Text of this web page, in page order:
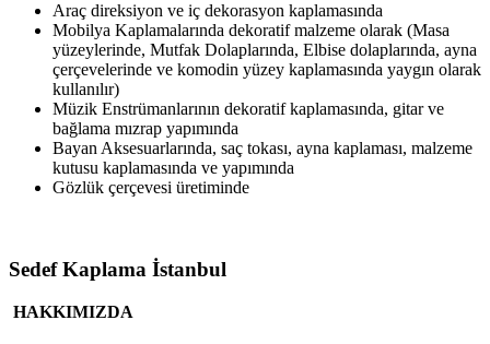
Araç direksiyon ve iç dekorasyon kaplamasında
Mobilya Kaplamalarında dekoratif malzeme olarak (Masa
yüzeylerinde, Mutfak Dolaplarında, Elbise dolaplarında, ayna
çerçevelerinde ve komodin yüzey kaplamasında yaygın olarak
kullanılır)
Müzik Enstrümanlarının dekoratif kaplamasında, gitar ve
bağlama mızrap yapımında
Bayan Aksesuarlarında, saç tokası, ayna kaplaması, malzeme
kutusu kaplamasında ve yapımında
Gözlük çerçevesi üretiminde
Sedef Kaplama İstanbul
HAKKIMIZDA